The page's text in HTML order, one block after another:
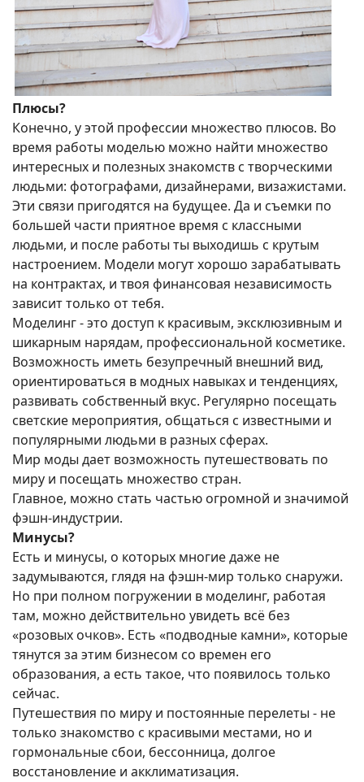
Плюсы?
Конечно, у этой профессии множество плюсов. Во
время работы моделью можно найти множество
интересных и полезных знакомств с творческими
людьми: фотографами, дизайнерами, визажистами.
Эти связи пригодятся на будущее. Да и съемки по
большей части приятное время с классными
людьми, и после работы ты выходишь с крутым
настроением. Модели могут хорошо зарабатывать
на контрактах, и твоя финансовая независимость
зависит только от тебя.
Моделинг - это доступ к красивым, эксклюзивным и
шикарным нарядам, профессиональной косметике.
Возможность иметь безупречный внешний вид,
ориентироваться в модных навыках и тенденциях,
развивать собственный вкус. Регулярно посещать
светские мероприятия, общаться с известными и
популярными людьми в разных сферах.
Мир моды дает возможность путешествовать по
миру и посещать множество стран.
Главное, можно стать частью огромной и значимой
фэшн-индустрии.
Минусы?
Есть и минусы, о которых многие даже не
задумываются, глядя на фэшн-мир только снаружи.
Но при полном погружении в моделинг, работая
там, можно действительно увидеть всё без
«розовых очков». Есть «подводные камни», которые
тянутся за этим бизнесом со времен его
образования, а есть такое, что появилось только
сейчас.
Путешествия по миру и постоянные перелеты - не
только знакомство с красивыми местами, но и
гормональные сбои, бессонница, долгое
восстановление и акклиматизация.